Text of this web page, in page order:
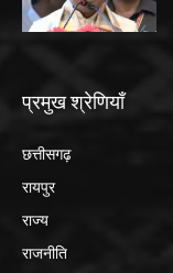
प्रमुख श्रेणियाँ
छत्तीसगढ़
रायपुर
राज्य
राजनीति